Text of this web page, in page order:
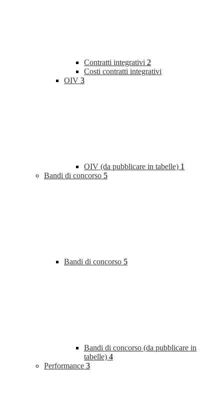
Contratti integrativi 2
Costi contratti integrativi
OIV 3
OIV (da pubblicare in tabelle) 1
Bandi di concorso 5
Bandi di concorso 5
Bandi di concorso (da pubblicare in
tabelle) 4
Performance 3